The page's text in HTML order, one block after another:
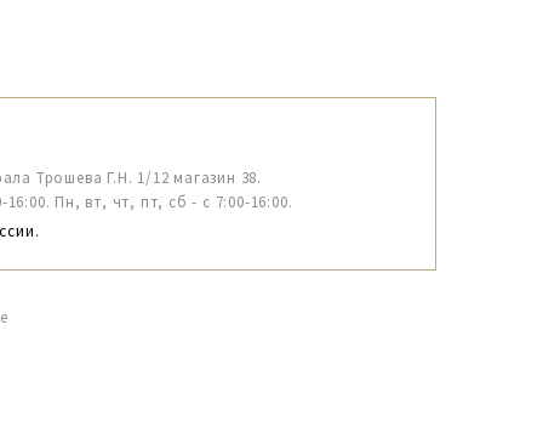
Трошева Г.Н. 1/12 магазин 38.
Пн, вт, чт, пт, сб - с 7:00-16:00.